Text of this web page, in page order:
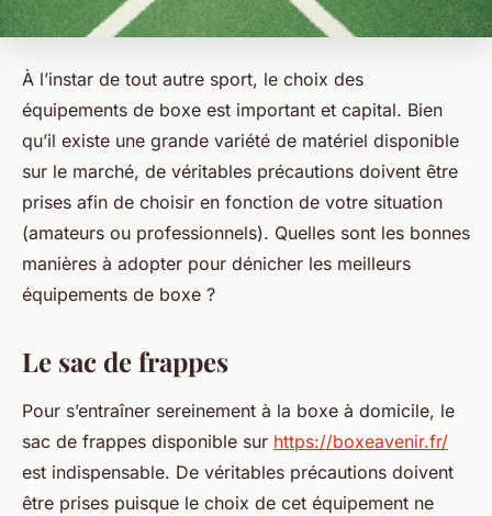
À l’instar de tout autre sport, le choix des
équipements de boxe est important et capital. Bien
qu’il existe une grande variété de matériel disponible
sur le marché, de véritables précautions doivent être
prises afin de choisir en fonction de votre situation
(amateurs ou professionnels). Quelles sont les bonnes
manières à adopter pour dénicher les meilleurs
équipements de boxe ?
Le sac de frappes
Pour s’entraîner sereinement à la boxe à domicile, le
sac de frappes disponible sur https://boxeavenir.fr/
est indispensable. De véritables précautions doivent
être prises puisque le choix de cet équipement ne